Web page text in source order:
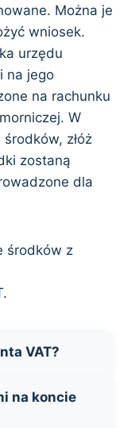
Można je
wniosek.
urzędu
na jego
na rachunku
W
złóż
zostaną
dla
środków z
VAT?
na koncie